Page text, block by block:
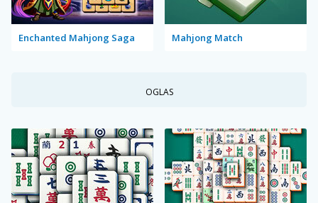
Enchanted Mahjong Saga Mahjong Match
OGLAS